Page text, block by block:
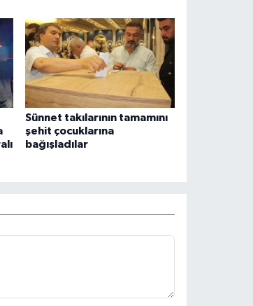
Sünnet takılarının tamamını
şehit çocuklarına
bağışladılar